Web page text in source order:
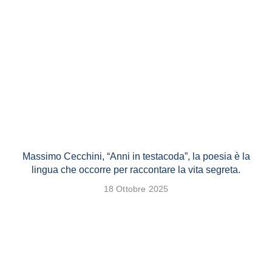
Massimo Cecchini, “Anni in testacoda”, la poesia è la
lingua che occorre per raccontare la vita segreta.
18 Ottobre 2025